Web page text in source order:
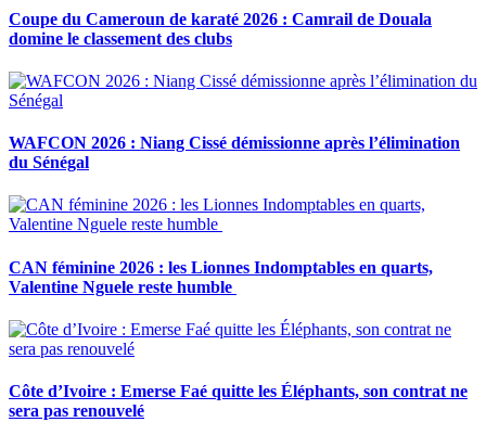
Coupe du Cameroun de karaté 2026 : Camrail de Douala
domine le classement des clubs
WAFCON 2026 : Niang Cissé démissionne après l’élimination
du Sénégal
CAN féminine 2026 : les Lionnes Indomptables en quarts,
Valentine Nguele reste humble
Côte d’Ivoire : Emerse Faé quitte les Éléphants, son contrat ne
sera pas renouvelé